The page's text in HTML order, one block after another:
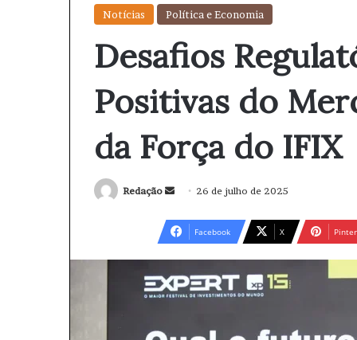
Notícias Política e Economia
Desafios
Positivas do
da Força do IFIX
Redação
n
u
26 de julho de 2025
Facebook X